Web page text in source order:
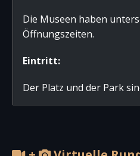
Die Museen haben
Öffnungszeiten.
Eintritt:
Der Platz und der Park